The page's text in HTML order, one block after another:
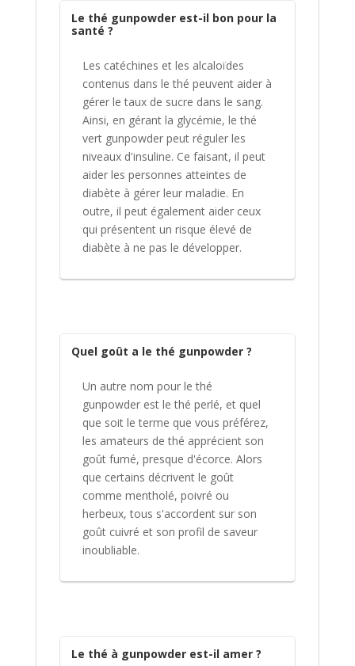
Le thé gunpowder est-il bon pour la
santé ?
Les catéchines et les alcaloïdes
contenus dans le thé peuvent aider à
gérer le taux de sucre dans le sang.
Ainsi, en gérant la glycémie, le thé
vert gunpowder peut réguler les
niveaux d'insuline. Ce faisant, il peut
aider les personnes atteintes de
diabète à gérer leur maladie. En
outre, il peut également aider ceux
qui présentent un risque élevé de
diabète à ne pas le développer.
Quel goût a le thé gunpowder ?
Un autre nom pour le thé
gunpowder est le thé perlé, et quel
que soit le terme que vous préférez,
les amateurs de thé apprécient son
goût fumé, presque d'écorce. Alors
que certains décrivent le goût
comme mentholé, poivré ou
herbeux, tous s'accordent sur son
goût cuivré et son profil de saveur
inoubliable.
Le thé à gunpowder est-il amer ?